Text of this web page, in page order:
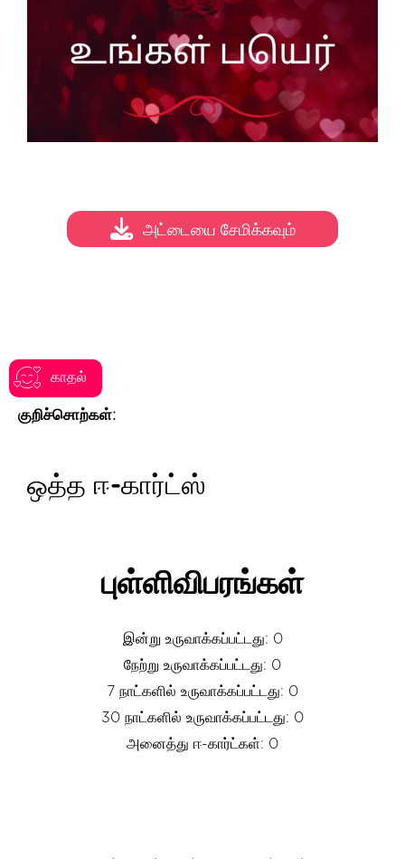
காதல்
குறிச்சொற்கள்:
அட்டையை சேமிக்கவும்
ஒத்த ஈ-கார்ட்ஸ்
புள்ளிவிபரங்கள்
இன்று உருவாக்கப்பட்டது: 0
நேற்று உருவாக்கப்பட்டது: 0
7 நாட்களில் உருவாக்கப்பட்டது: 0
30 நாட்களில் உருவாக்கப்பட்டது: 0
அனைத்து ஈ-கார்ட்கள்: 0